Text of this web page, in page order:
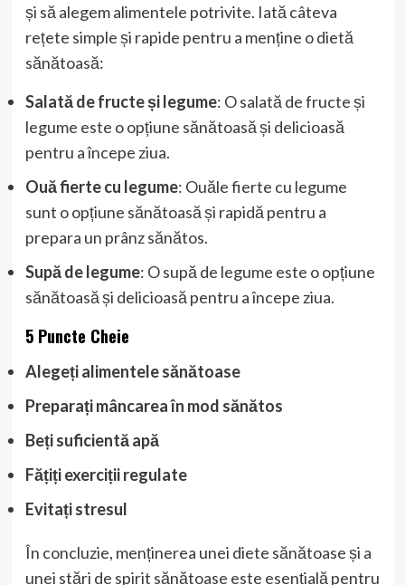
și să alegem alimentele potrivite. Iată câteva
rețete simple și rapide pentru a menține o dietă
sănătoasă:
Salată de fructe și legume: O salată de fructe și
legume este o opțiune sănătoasă și delicioasă
pentru a începe ziua.
Ouă fierte cu legume: Ouăle fierte cu legume
sunt o opțiune sănătoasă și rapidă pentru a
prepara un prânz sănătos.
Supă de legume: O supă de legume este o opțiune
sănătoasă și delicioasă pentru a începe ziua.
5 Puncte Cheie
Alegeți alimentele sănătoase
Preparați mâncarea în mod sănătos
Beți suficientă apă
Fățiți exerciții regulate
Evitați stresul
În concluzie, menținerea unei diete sănătoase și a
unei stări de spirit sănătoase este esențială pentru